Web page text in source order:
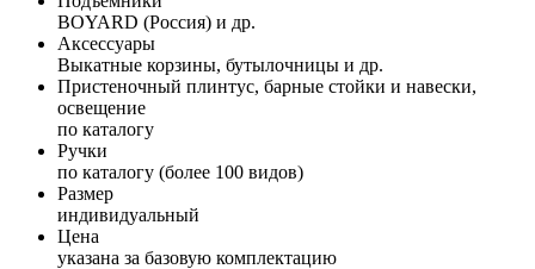
BOYARD (Россия) и др.
Аксессуары
Выкатные корзины, бутылочницы и др.
Пристеночный плинтус, барные стойки и навески,
освещение
по каталогу
Ручки
по каталогу (более 100 видов)
Размер
индивидуальный
Цена
указана за базовую комплектацию